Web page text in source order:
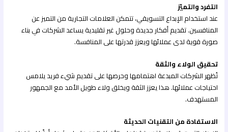
التفرد والتميّز
عند استخدام الإبداع التسويقي، تتمكن العلامات التجارية من التميز عن
المنافسين. تقديم أفكار جديدة وحلول غير تقليدية يساعد الشركات في بناء
صورة قوية لدى عملائها ويعزز قدرتها على المنافسة.
تحقيق الولاء والثقة
تُظهر الشركات المبدعة اهتمامها وحرصها على تقديم شيء فريد يلامس
احتياجات عملائها. هذا يعزز الثقة ويخلق ولاء طويل الأمد مع الجمهور
المستهدف.
الاستفادة من التقنيات الحديثة